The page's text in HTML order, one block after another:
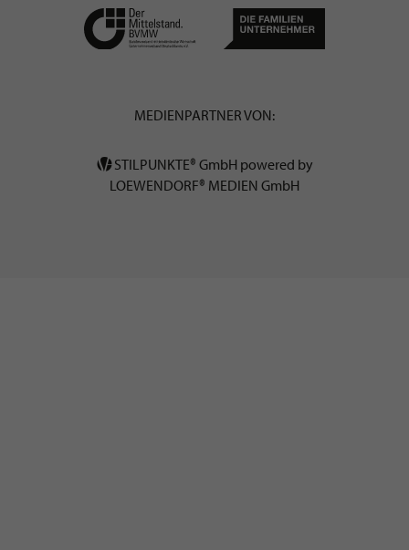
MEDIENPARTNER VON:
STILPUNKTE® GmbH powered by
LOEWENDORF® MEDIEN GmbH